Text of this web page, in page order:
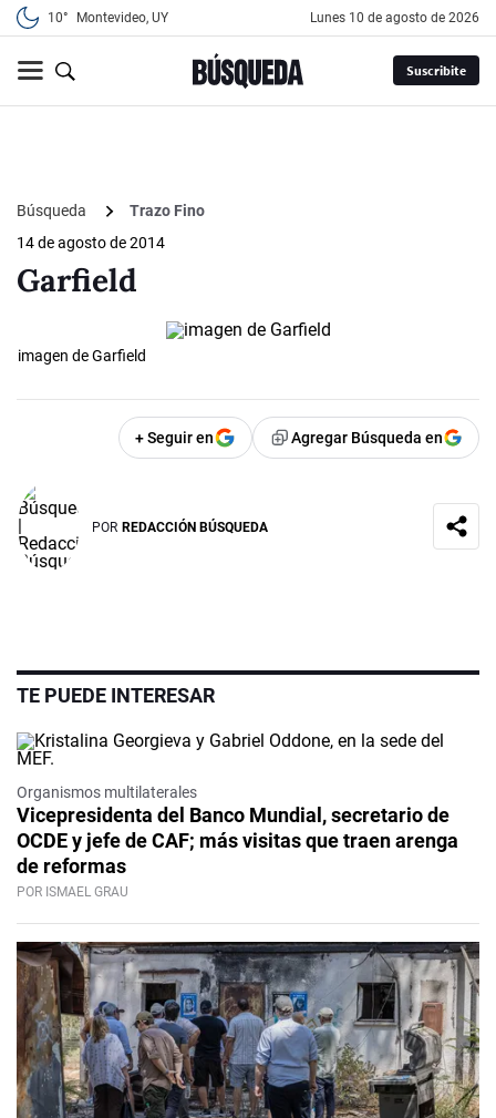
10° Montevideo, UY lunes 10 de agosto de 2026
Suscribite
Búsqueda
Trazo Fino
14 de agosto de 2014
Garfield
imagen de Garfield
+ Seguir en Agregar Búsqueda en
POR REDACCIÓN BÚSQUEDA
TE PUEDE INTERESAR
Organismos multilaterales
Vicepresidenta del Banco Mundial, secretario de
OCDE y jefe de CAF; más visitas que traen arenga
de reformas
POR ISMAEL GRAU